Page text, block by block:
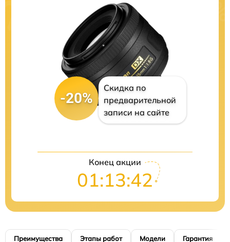
-20%
Скидка по
предварительной
записи на сайте
Конец акции
01:13:41
Преимущества Этапы работ Модели Гарантия